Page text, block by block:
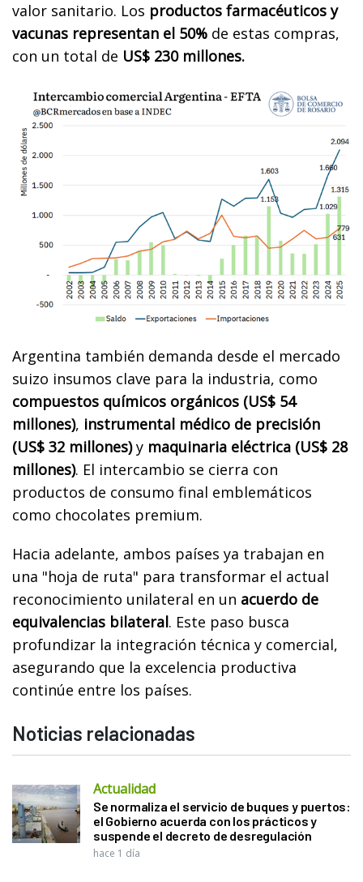
valor sanitario. Los productos farmacéuticos y
vacunas representan el 50% de estas compras,
con un total de US$ 230 millones.
Argentina también demanda desde el mercado
suizo insumos clave para la industria, como
compuestos químicos orgánicos (US$ 54
millones), instrumental médico de precisión
(US$ 32 millones)y maquinaria eléctrica (US$ 28
millones). El intercambio se cierra con
productos de consumo final emblemáticos
como chocolates premium.
Hacia adelante, ambos países ya trabajan en
una "hoja de ruta" para transformar el actual
reconocimiento unilateral en un acuerdo de
equivalencias bilateral. Este paso busca
profundizar la integración técnica y comercial,
asegurando que la excelencia productiva
continúe entre los países.
Noticias relacionadas
Actualidad
Se normaliza el servicio de buques y puertos:
el Gobierno acuerda con los prácticos y
suspende el decreto de desregulación
hace 1 día